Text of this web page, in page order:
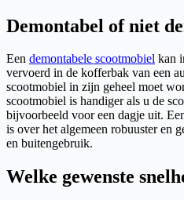
Demontabel of niet
Een demontabele scootmobiel kan
vervoerd in de kofferbak van een
scootmobiel in zijn geheel moet
scootmobiel is handiger als u de
bijvoorbeeld voor een dagje uit.
is over het algemeen robuuster en
en buitengebruik.
Welke gewenste